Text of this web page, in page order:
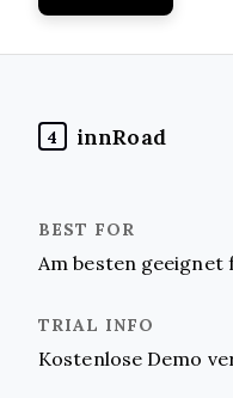
4 innRoad
Am besten
Kostenlose Demo